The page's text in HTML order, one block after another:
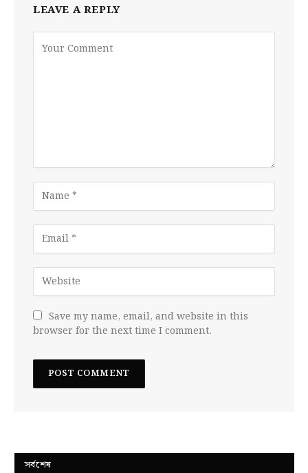
LEAVE A REPLY
Save my name, email, and website in this
browser for the next time I comment.
সর্বশেষ